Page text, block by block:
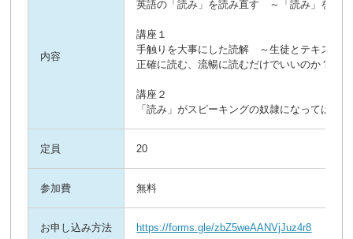
内容
英語の「読み」を読み直す ～「読み」を大
講座１
手触りを大事にした読解 ～生徒とテキスト
正確に読む、流暢に読むだけでいいのか？も
講座２
「読み」がスピーキングの奴隷になってはい
定員 20
参加費 無料
お申し込み方法 https://forms.gle/zbZ5weAANVjJuz4r8